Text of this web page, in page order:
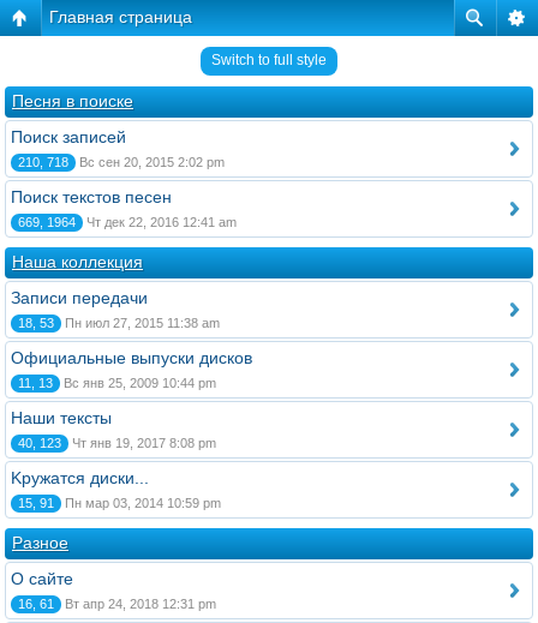
Главная страница
Switch to full style
Песня в поиске
Поиск записей
210, 718 Вс сен 20, 2015 2:02 pm
Поиск текстов песен
669, 1964 Чт дек 22, 2016 12:41 am
Наша коллекция
Записи передачи
18, 53 Пн июл 27, 2015 11:38 am
Официальные выпуски дисков
11, 13 Вс янв 25, 2009 10:44 pm
Наши тексты
40, 123 Чт янв 19, 2017 8:08 pm
Kружатся диски...
15, 91 Пн мар 03, 2014 10:59 pm
Разное
О сайте
16, 61 Вт апр 24, 2018 12:31 pm